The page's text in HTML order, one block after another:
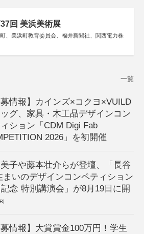
回 美浜美術展
、美浜町教育委員会、福井新聞社、関西電力株
一覧
募情報】カインズ×コクヨ×VUILD
グ、家具・木工品デザインコン
ション「CDM Digi Fab
2026」を初開催
子や藤本壮介らが登壇、「長谷
まいのデザインコンペティション
念 特別講演会」が8月19日に開
募情報】大賞賞金100万円！学生